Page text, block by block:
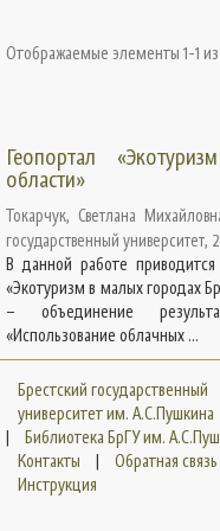
Отображаемые элементы 1-1 из
Геопортал
области»
Токарчук, Светлана
государственный университет,
В данной работе приводится
«Экотуризм в малых городах
– объединение
«Использование облачных ...
Брестский государственный
университет им. А.С.Пушкина
|
Библиотека БрГУ им.
Контакты
| Обратная связь
Инструкция